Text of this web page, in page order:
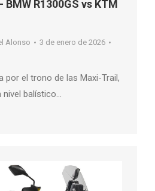
BMW R1300GS vs KTM
Alonso
3 de enero de 2026
por el trono de las Maxi-Trail,
nivel balístico…